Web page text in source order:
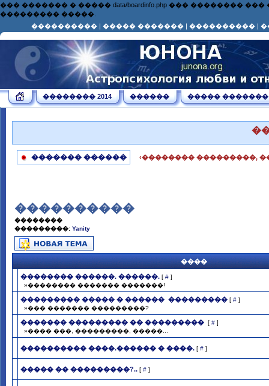
��� ������� � ����� data/boardinfo.php ���
��������� �����.
���������� | ����� ������� | ���������� |
�������� 2014 ������ ����� �������
������� ������ ‹�������� ���������,
����������
��������
���������: Yanity
����
�������� ������. ������. [ # ]
»�������� ������� �������!
��������� ����� � ������ ­ ��������� [ # ]
»��� ������� ���������?
������� ��������� �� ��������� [ # ]
»���� ���, ���������, �����...
���������� ����.������ � ����. [ # ]
����� �� ���������?.. [ # ]